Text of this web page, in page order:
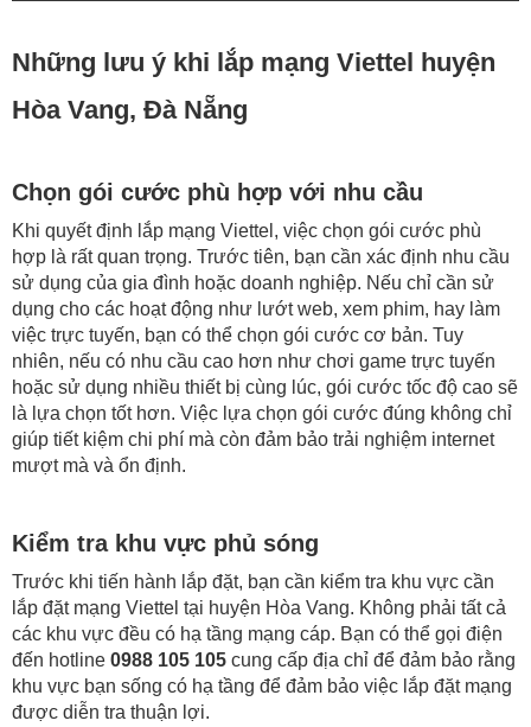
Những lưu ý khi lắp mạng Viettel huyện
Hòa Vang, Đà Nẵng
Chọn gói cước phù hợp với nhu cầu
Khi quyết định lắp mạng Viettel, việc chọn gói cước phù
hợp là rất quan trọng. Trước tiên, bạn cần xác định nhu cầu
sử dụng của gia đình hoặc doanh nghiệp. Nếu chỉ cần sử
dụng cho các hoạt động như lướt web, xem phim, hay làm
việc trực tuyến, bạn có thể chọn gói cước cơ bản. Tuy
nhiên, nếu có nhu cầu cao hơn như chơi game trực tuyến
hoặc sử dụng nhiều thiết bị cùng lúc, gói cước tốc độ cao sẽ
là lựa chọn tốt hơn. Việc lựa chọn gói cước đúng không chỉ
giúp tiết kiệm chi phí mà còn đảm bảo trải nghiệm internet
mượt mà và ổn định.
Kiểm tra khu vực phủ sóng
Trước khi tiến hành lắp đặt, bạn cần kiểm tra khu vực cần
lắp đặt mạng Viettel tại huyện Hòa Vang. Không phải tất cả
các khu vực đều có hạ tầng mạng cáp. Bạn có thể gọi điện
đến hotline 0988 105 105 cung cấp địa chỉ để đảm bảo rằng
khu vực bạn sống có hạ tầng để đảm bảo việc lắp đặt mạng
được diễn tra thuận lợi.